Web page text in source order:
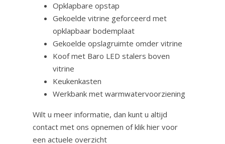
Opklapbare opstap
Gekoelde vitrine geforceerd met
opklapbaar bodemplaat
Gekoelde opslagruimte omder vitrine
Koof met Baro LED stalers boven
vitrine
Keukenkasten
Werkbank met warmwatervoorziening
Wilt u meer informatie, dan kunt u altijd
contact met ons opnemen of klik hier voor
een actuele overzicht